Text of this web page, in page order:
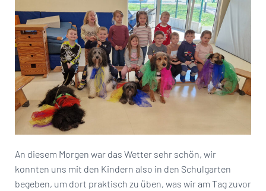
An diesem Morgen war das Wetter sehr schön, wir
konnten uns mit den Kindern also in den Schulgarten
begeben, um dort praktisch zu üben, was wir am Tag zuvor